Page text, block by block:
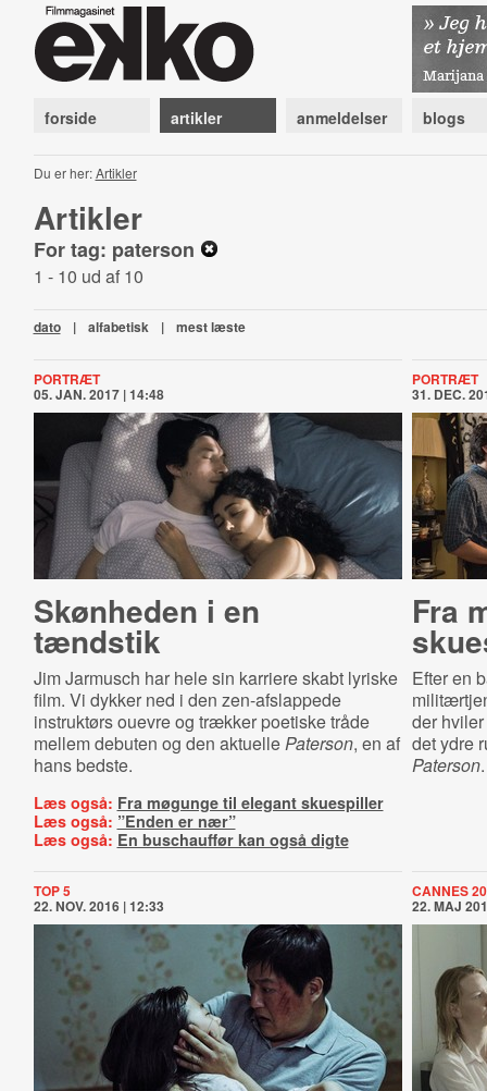
forside artikler anmeldelser blogs
Du er her:Artikler
Artikler
For tag: paterson
1 - 10 ud af 10
dato | alfabetisk | mest læste
PORTRÆT
05. JAN. 2017 | 14:48
Skønheden i en
tændstik
Jim Jarmusch har hele sin karriere skabt lyriske
film. Vi dykker ned i den zen-afslappede
instruktørs ouevre og trækker poetiske tråde
mellem debuten og den aktuellePaterson, en af
hans bedste.
Læs også: Fra møgunge til elegant skuespiller
Læs også: ”Enden er nær”
Læs også: En buschauffør kan også digte
PORTRÆT
31. DEC.
Fra
Efter en
der
det ydre
Paterson.
TOP 5
22. NOV. 2016 | 12:33
CANNES
22. MAJ